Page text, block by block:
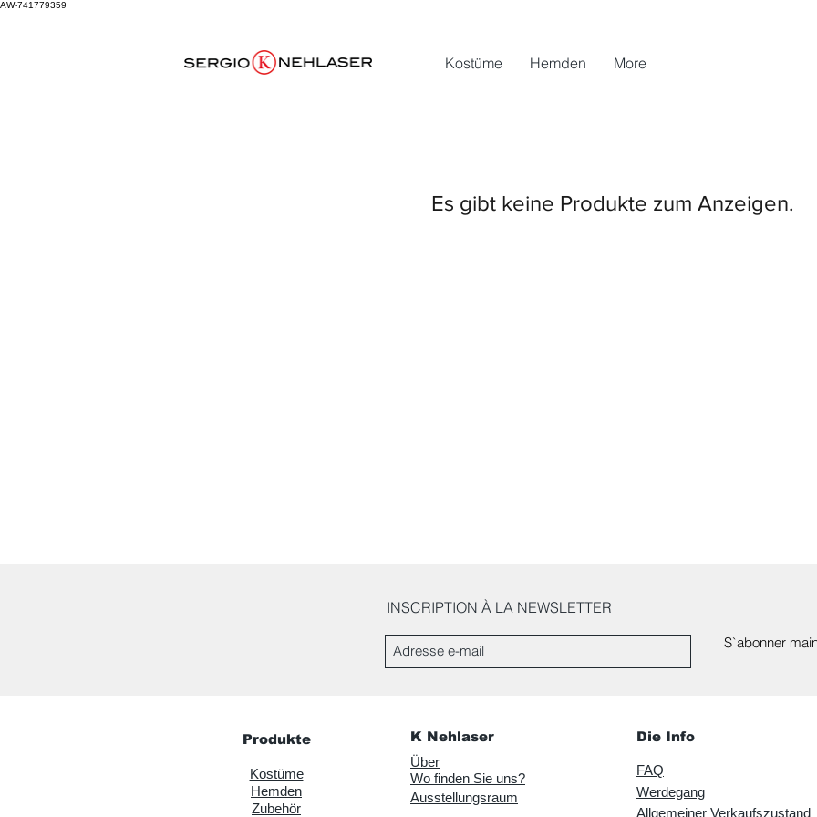
AW-741779359
Kostüme Hemden More
Es gibt keine Produkte zum Anzeigen.
INSCRIPTION À LA NEWSLETTER
S`abonner
Produkte
Kostüme
Hemden
Zubehör
K Nehlaser
Über
Wo finden Sie uns?
Ausstellungsraum
Die Info
FAQ
Werdegang
Allgemeiner Verkaufszustand